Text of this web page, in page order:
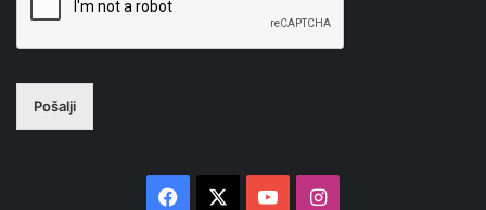
Pošalji
Facebook YouTubeInstagram